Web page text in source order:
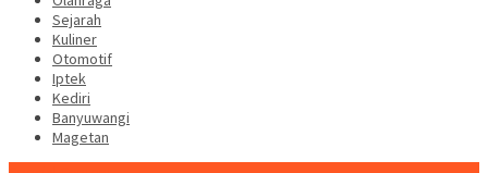
Sejarah
Kuliner
Otomotif
Iptek
Kediri
Banyuwangi
Magetan